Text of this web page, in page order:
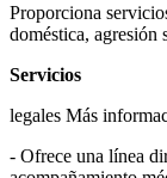
Proporciona
doméstica, agresión
Servicios
legales Más
- Ofrece una línea